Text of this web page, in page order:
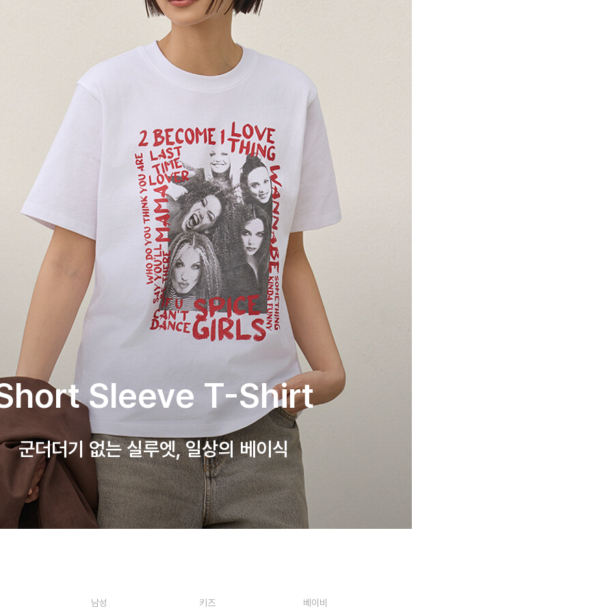
Sleeve T-Shirt
군더더기 없는 실루엣, 일상의 베이식
남성 키즈 베이비